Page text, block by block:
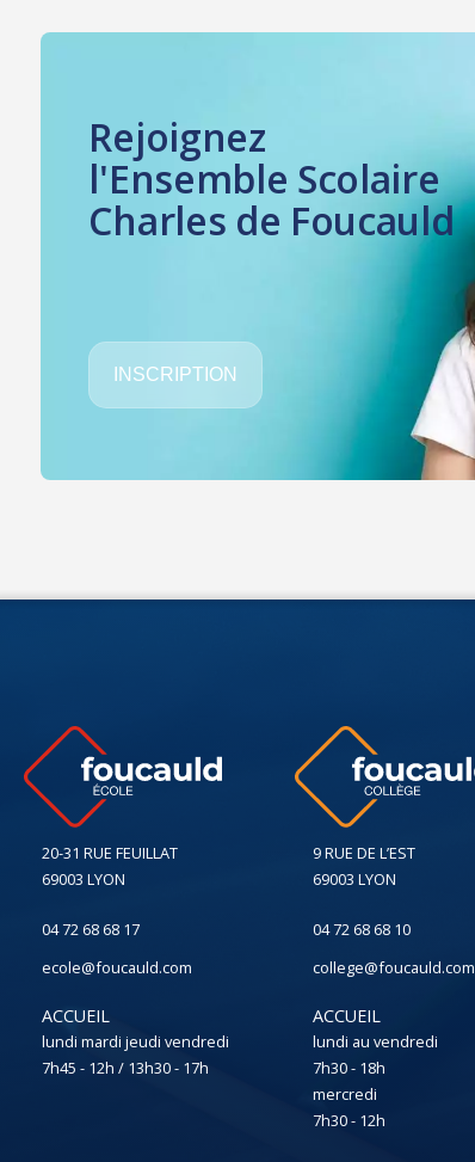
Rejoignez
l'Ensemble Scolaire
Charles de Foucauld
INSCRIPTION
20-31 RUE FEUILLAT
69003 LYON
04 72 68 68 17
ecole@foucauld.com
ACCUEIL
lundi mardi jeudi vendredi
7h45 - 12h / 13h30 - 17h
9 RUE DE L’EST
69003 LYON
04 72 68 68 10
college@foucauld.com
ACCUEIL
lundi au vendredi
7h30 - 18h
mercredi
7h30 - 12h